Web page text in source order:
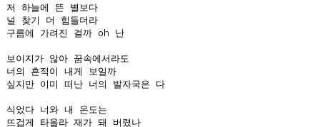
저 하늘에 뜬 별보다
널 찾기 더 힘들더라
구름에 가려진 걸까 oh 난
보이지가 않아 꿈속에서라도
너의 흔적이 내게 보일까
싶지만 이미 떠난 너의 발자국은 다
식었다 너와 내 온도는
뜨겁게 타올라 재가 돼 버렸나